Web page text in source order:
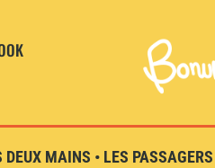
MAINS • LES